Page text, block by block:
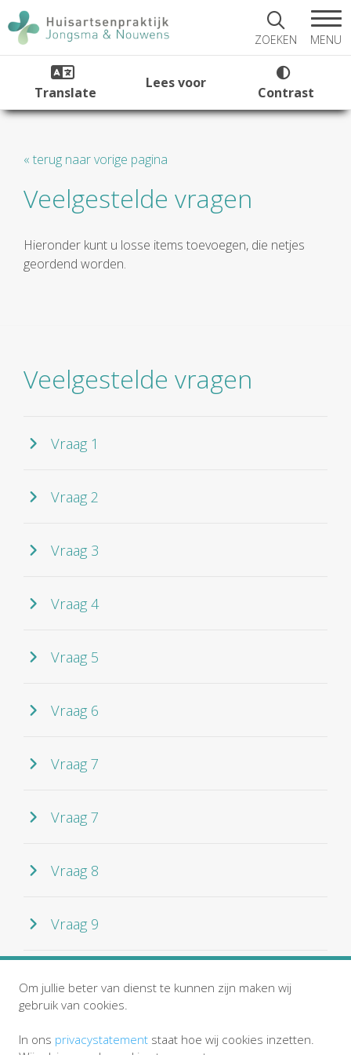
ZOEKEN MENU
Translate
Lees voor
Contrast
« terug naar vorige pagina
Veelgestelde vragen
Hieronder kunt u losse items toevoegen, die netjes
geordend worden.
Veelgestelde vragen
Vraag 1
Vraag 2
Vraag 3
Vraag 4
Vraag 5
Vraag 6
Vraag 7
Vraag 7
Vraag 8
Vraag 9
Om jullie beter van dienst te kunnen zijn maken wij
gebruik van cookies.
In ons privacystatement staat hoe wij cookies inzetten.